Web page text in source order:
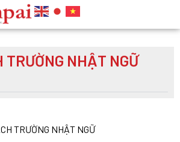
TRƯỜNG NHẬT NGỮ
TRƯỜNG NHẬT NGỮ